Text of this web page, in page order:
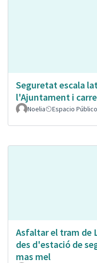
Seguretat escala
l'Ajuntament i
Noelia Espacio Público
Asfaltar el tram de
des d'estació de
mas mel